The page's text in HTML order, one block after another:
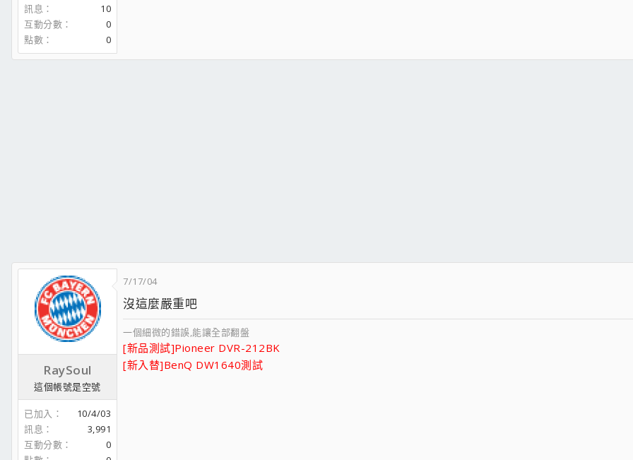
訊息
10
互動分數
0
點數
0
RaySoul
這個帳號是空號
已加入
10/4/03
訊息
3,991
互動分數
0
7/17/04
沒這麼嚴重吧
一個細微的錯誤,能讓全部翻盤
[新品測試]Pioneer DVR-212BK
[新入替]BenQ DW1640測試